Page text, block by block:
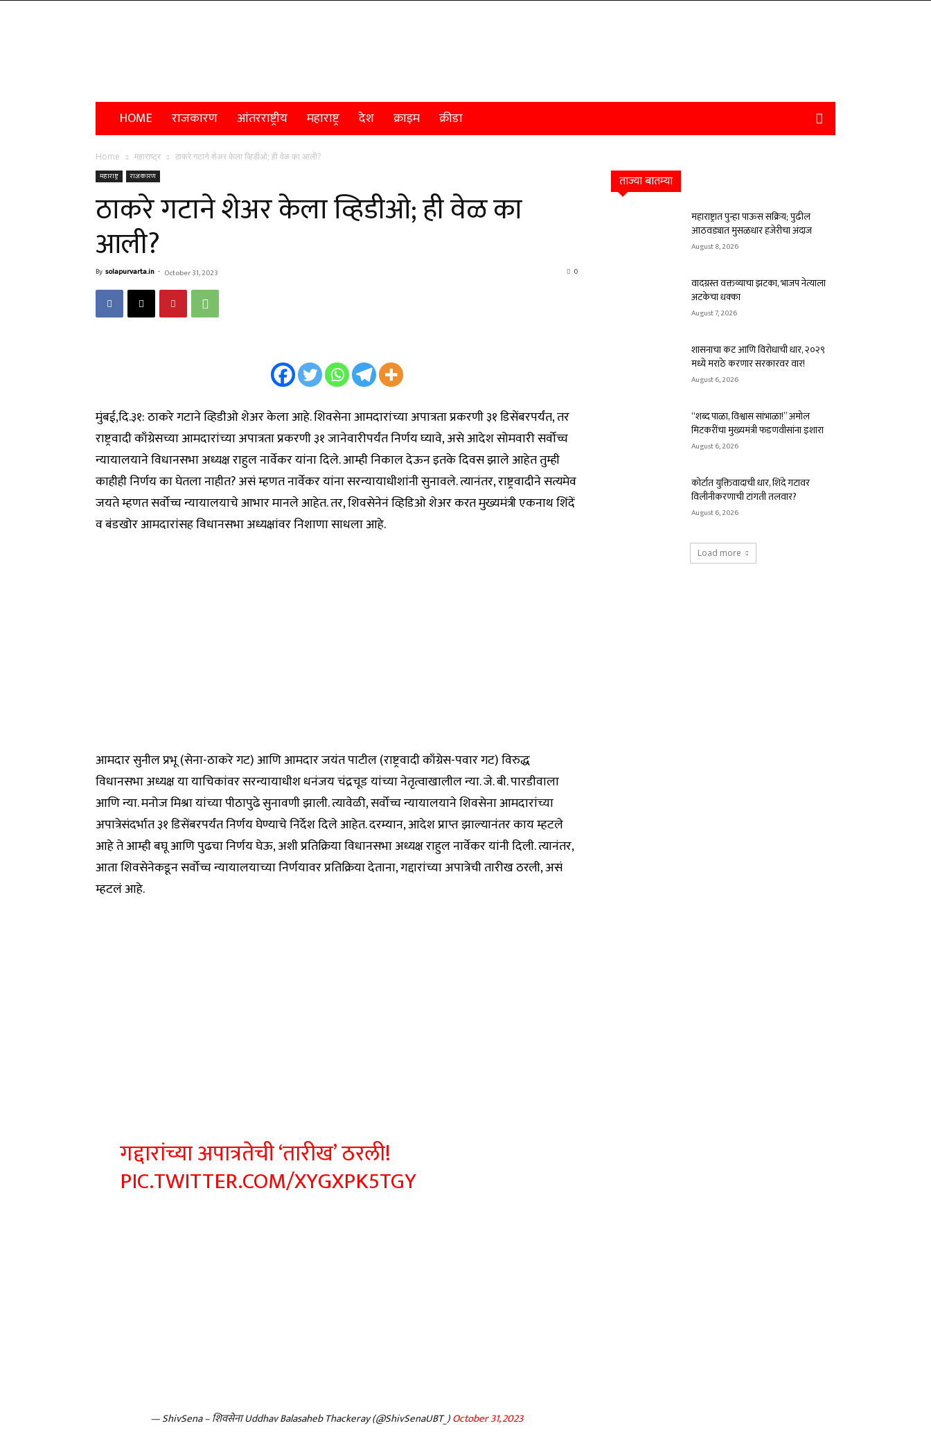
HOME राजकारण आंतरराष्ट्रीय महाराष्ट्र देश क्राइम क्रीडा
Home महाराष्ट्र ठाकरे गटाने शेअर केला व्हिडीओ; ही वेळ का आली?
महाराष्ट्र राजकारण
ठाकरे गटाने शेअर केला व्हिडीओ; ही वेळ का
आली?
By solapurvarta.in - October 31, 2023 0
मुंबई,दि.३१: ठाकरे गटाने व्हिडीओ शेअर केला आहे. शिवसेना आमदारांच्या अपात्रता प्रकरणी ३१ डिसेंबरपर्यंत, तर
राष्ट्रवादी काँग्रेसच्या आमदारांच्या अपात्रता प्रकरणी ३१ जानेवारीपर्यंत निर्णय घ्यावे, असे आदेश सोमवारी सर्वोच्च
न्यायालयाने विधानसभा अध्यक्ष राहुल नार्वेकर यांना दिले. आम्ही निकाल देऊन इतके दिवस झाले आहेत तुम्ही
काहीही निर्णय का घेतला नाहीत? असं म्हणत नार्वेकर यांना सरन्यायाधीशांनी सुनावले. त्यानंतर, राष्ट्रवादीने सत्यमेव
जयते म्हणत सर्वोच्च न्यायालयाचे आभार मानले आहेत. तर, शिवसेनेनं व्हिडिओ शेअर करत मुख्यमंत्री एकनाथ शिंदें
व बंडखोर आमदारांसह विधानसभा अध्यक्षांवर निशाणा साधला आहे.
आमदार सुनील प्रभू (सेना-ठाकरे गट) आणि आमदार जयंत पाटील (राष्ट्रवादी काँग्रेस-पवार गट) विरुद्ध
विधानसभा अध्यक्ष या याचिकांवर सरन्यायाधीश धनंजय चंद्रचूड यांच्या नेतृत्वाखालील न्या. जे. बी. पारडीवाला
आणि न्या. मनोज मिश्रा यांच्या पीठापुढे सुनावणी झाली. त्यावेळी, सर्वोच्च न्यायालयाने शिवसेना आमदारांच्या
अपात्रेसंदर्भात ३१ डिसेंबरपर्यंत निर्णय घेण्याचे निर्देश दिले आहेत. दरम्यान, आदेश प्राप्त झाल्यानंतर काय म्हटले
आहे ते आम्ही बघू आणि पुढचा निर्णय घेऊ, अशी प्रतिक्रिया विधानसभा अध्यक्ष राहुल नार्वेकर यांनी दिली. त्यानंतर,
आता शिवसेनेकडून सर्वोच्च न्यायालयाच्या निर्णयावर प्रतिक्रिया देताना, गद्दारांच्या अपात्रेची तारीख ठरली, असं
म्हटलं आहे.
गद्दारांच्या अपात्रतेची ‘तारीख’ ठरली!
PIC.TWITTER.COM/XYGXPK5TGY
— ShivSena – शिवसेना Uddhav Balasaheb Thackeray (@ShivSenaUBT_)October 31, 2023
ताज्या बातम्या
महाराष्ट्रात पुन्हा पाऊस सक्रिय; पुढील
आठवड्यात मुसळधार हजेरीचा अंदाज
August 8, 2026
वादग्रस्त वक्तव्याचा झटका, भाजप नेत्याला
अटकेचा धक्का
August 7, 2026
शासनाचा कट आणि विरोधाची धार, २०२९
मध्ये मराठे करणार सरकारवर वार!
August 6, 2026
“शब्द पाळा, विश्वास सांभाळा!” अमोल
मिटकरींचा मुख्यमंत्री फडणवीसांना इशारा
August 6, 2026
कोर्टात युक्तिवादाची धार, शिंदे गटावर
विलीनीकरणाची टांगती तलवार?
August 6, 2026
Load more